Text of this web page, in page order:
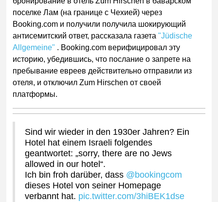
поселке Лам (на границе с Чехией) через
Booking.com и получили получила шокирующий
антисемитский ответ, рассказала газета"Jüdische
Allgemeine" . Booking.com верифицировал эту
историю, убедившись, что послание о запрете на
пребывание евреев действительно отправили из
отеля, и отключил Zum Hirschen от своей
платформы.
Sind wir wieder in den 1930er Jahren? Ein
Hotel hat einem Israeli folgendes
geantwortet: „sorry, there are no Jews
allowed in our hotel“.
Ich bin froh darüber, dass @bookingcom
dieses Hotel von seiner Homepage
verbannt hat. pic.twitter.com/3hiBEK1dse